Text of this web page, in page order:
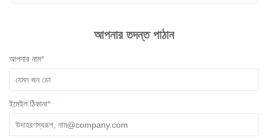
আপনার তদন্ত পাঠান
আপনার নাম*
ইমেইল ঠিকানা*